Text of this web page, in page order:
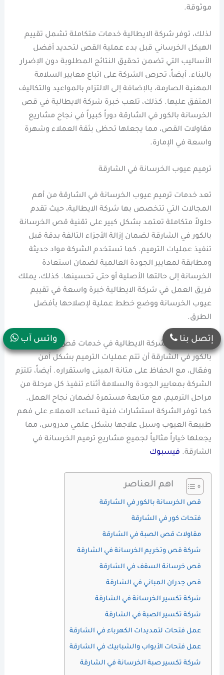
موثوقة.
لذلك، توفر شركة الايطالية خدمات متكاملة تشمل تقييم
الهيكل الخرساني قبل بدء عملية القص لتحديد أفضل
الأساليب التي تضمن تحقيق النتائج المطلوبة دون الإضرار
بالبناء. أيضاً، تحرص الشركة على اتباع معايير السلامة
المهنية الصارمة، بالإضافة إلى الالتزام بالمواعيد والتكاليف
المتفق عليها. كذلك، تلعب خبرة شركة الايطالية في قص
الخرسانة بالكور في الشارقة دوراً كبيراً في نجاح مشاريع
مقاولات القص، مما يجعلها تحظى بثقة العملاء وشهرة
واسعة في الإمارة.
ترميم عيوب الخرسانة في الشارقة
تعد خدمات ترميم عيوب الخرسانة في الشارقة من أهم
المجالات التي تتخصص بها شركة الايطالية، حيث تقدم
حلولاً متكاملة تعتمد بشكل كبير على تقنية قص الخرسانة
بالكور في الشارقة لضمان إزالة الأجزاء التالفة بدقة قبل
تنفيذ عمليات الترميم. كما تستخدم الشركة مواد حديثة
ومطابقة لمعايير الجودة العالمية لضمان استعادة
الخرسانة إلى حالتها الأصلية أو حتى تحسينها. كذلك، يملك
فريق العمل في شركة الايطالية خبرة واسعة في تقييم
عيوب الخرسانة ووضع خطط عملية لإصلاحها بأفضل
الطرق.
لذلك، تضمن شركة الايطالية في خدمات قص الخرسانة
بالكور في الشارقة أن تتم عمليات الترميم بشكل آمن
وفعّال، مع الحفاظ على متانة المبنى واستقراره. أيضاً، تلتزم
الشركة بمعايير الجودة والسلامة أثناء تنفيذ كل مرحلة من
مراحل الترميم، مع متابعة مستمرة لضمان نجاح العمل.
كما توفر الشركة استشارات فنية تساعد العملاء على فهم
طبيعة العيوب وسبل علاجها بشكل علمي مدروس، مما
يجعلها خياراً مثالياً لجميع مشاريع ترميم الخرسانة في
الشارقة. فيسبوك
اهم العناصر
قص الخرسانة بالكور في الشارقة
فتحات كور في الشارقة
مقاولات قص الصبة في الشارقة
شركة قص وتخريم الخرسانة في الشارقة
قص خرسانة السقف في الشارقة
قص جدران المباني في الشارقة
شركة تكسير الخرسانة في الشارقة
شركة تكسير الصبة في الشارقة
عمل فتحات لتمديدات الكهرباء في الشارقة
عمل فتحات الأبواب والشبابيك في الشارقة
شركة تكسير صبة الخرسانة في الشارقة
واتس آب إتصل بنا